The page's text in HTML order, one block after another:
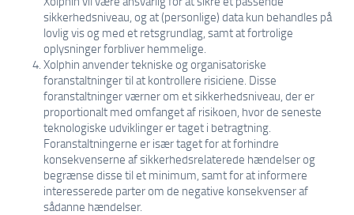
sikkerhedsniveau, og at (personlige) data kun behandles på
lovlig vis og med et retsgrundlag, samt at fortrolige
oplysninger forbliver hemmelige.
Xolphin anvender tekniske og organisatoriske
foranstaltninger til at kontrollere risiciene. Disse
foranstaltninger værner om et sikkerhedsniveau, der er
proportionalt med omfanget af risikoen, hvor de seneste
teknologiske udviklinger er taget i betragtning.
Foranstaltningerne er især taget for at forhindre
konsekvenserne af sikkerhedsrelaterede hændelser og
begrænse disse til et minimum, samt for at informere
interesserede parter om de negative konsekvenser af
sådanne hændelser.